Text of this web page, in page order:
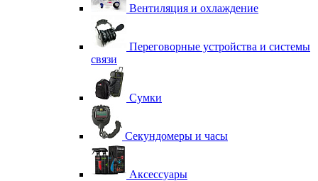
Вентиляция и охлаждение
Переговорные устройства и системы
связи
Сумки
Секундомеры и часы
Аксессуары